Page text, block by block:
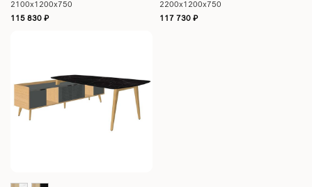
2100x1200x750
115 830 ₽
2200x1200x750
117 730 ₽